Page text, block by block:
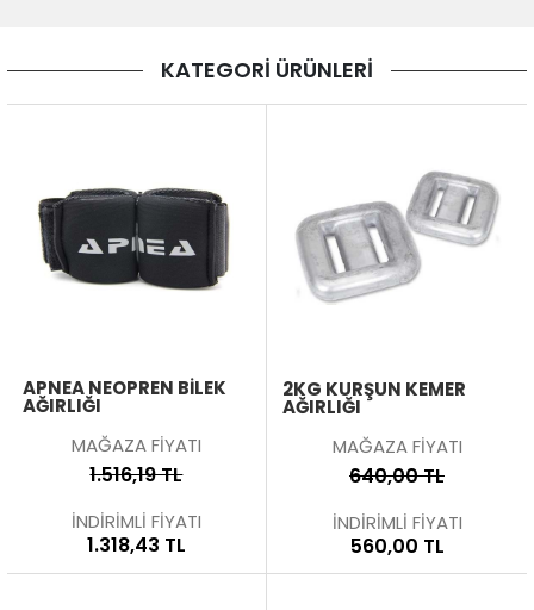
KATEGORİ ÜRÜNLERİ
APNEA NEOPREN BİLEK
AĞIRLIĞI
MAĞAZA FİYATI
1.516,19 TL
İNDİRİMLİ FİYATI
1.318,43 TL
2KG KURŞUN KEMER
AĞIRLIĞI
MAĞAZA FİYATI
640,00 TL
İNDİRİMLİ FİYATI
560,00 TL